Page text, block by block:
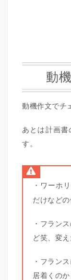
動
動機作文でチ
あとは計画
す。
・ワーホ
だけなど
・フラン
ど笑、変え
・フラン
居着くのか